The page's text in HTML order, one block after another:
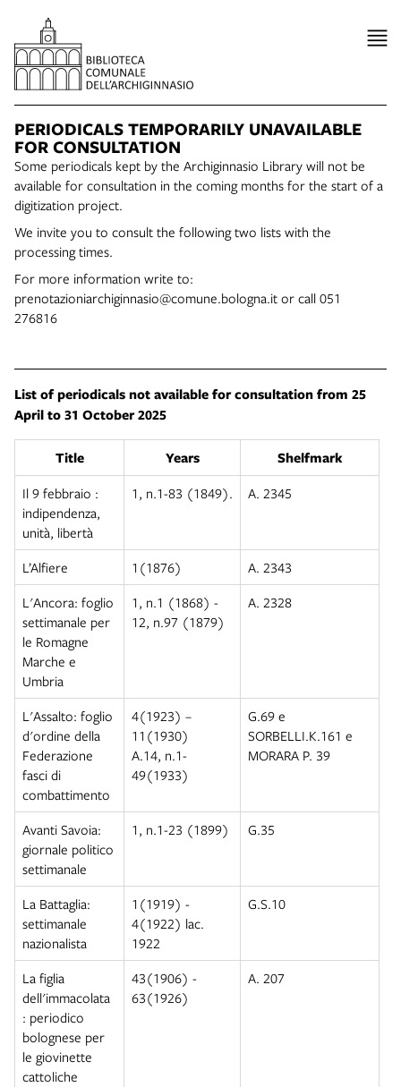
PERIODICALS TEMPORARILY UNAVAILABLE
FOR CONSULTATION
Some periodicals kept by the Archiginnasio Library will not be
available for consultation in the coming months for the start of a
digitization project.
We invite you to consult the following two lists with the
processing times.
For more information write to:
prenotazioniarchiginnasio@comune.bologna.it or call 051
276816
List of periodicals not available for consultation from 25
April to 31 October 2025
Title Years Shelfmark
Il 9 febbraio :
indipendenza,
unità, libertà
1, n.1-83 (1849). A. 2345
L’Alfiere 1(1876)
A. 2343
L'Ancora: foglio
settimanale per
le Romagne
Marche e
Umbria
1, n.1 (1868) -
12, n.97 (1879)
A. 2328
L'Assalto: foglio
d'ordine della
Federazione
fasci di
combattimento
4(1923) –
11(1930)
A.14, n.1-
49(1933)
G.69 e
SORBELLI.K.161 e
MORARA P. 39
Avanti Savoia:
giornale politico
settimanale
1, n.1-23 (1899) G.35
La Battaglia:
settimanale
nazionalista
1(1919) -
4(1922) lac.
1922
G.S.10
La figlia
dell'immacolata
: periodico
bolognese per
le giovinette
cattoliche
43(1906) -
63(1926)
A. 207